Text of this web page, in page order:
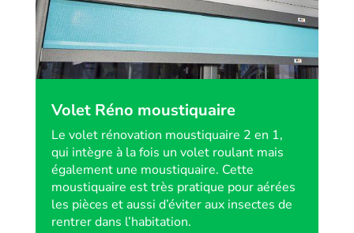
Volet Réno moustiquaire
Le volet rénovation moustiquaire 2 en 1,
qui intègre à la fois un volet roulant mais
également une moustiquaire. Cette
moustiquaire est très pratique pour aérées
les pièces et aussi d’éviter aux insectes de
rentrer dans l’habitation.